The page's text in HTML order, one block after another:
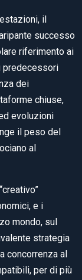
il
successo
riferimento ai
predecessori
dei
chiuse,
evoluzioni
il peso del
al
e i
mondo, sul
strategia
concorrenza al
per di più